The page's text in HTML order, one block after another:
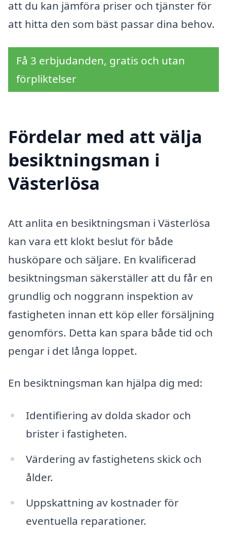
att du kan jämföra priser och tjänster för
att hitta den som bäst passar dina behov.
Få 3 erbjudanden, gratis och utan
förpliktelser
Fördelar med att välja
besiktningsman i
Västerlösa
Att anlita en besiktningsman i Västerlösa
kan vara ett klokt beslut för både
husköpare och säljare. En kvalificerad
besiktningsman säkerställer att du får en
grundlig och noggrann inspektion av
fastigheten innan ett köp eller försäljning
genomförs. Detta kan spara både tid och
pengar i det långa loppet.
En besiktningsman kan hjälpa dig med:
Identifiering av dolda skador och
brister i fastigheten.
Värdering av fastighetens skick och
ålder.
Uppskattning av kostnader för
eventuella reparationer.